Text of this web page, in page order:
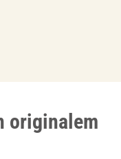
originalem